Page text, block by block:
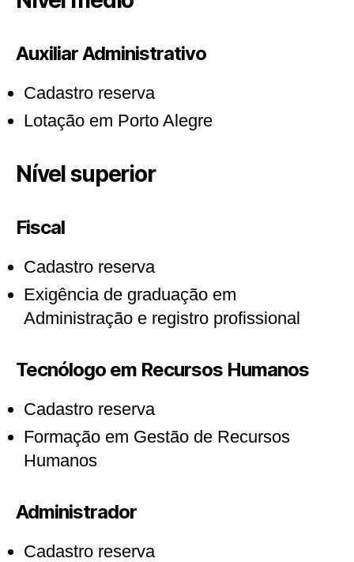
Auxiliar Administrativo
Cadastro reserva
Lotação em Porto Alegre
Nível superior
Fiscal
Cadastro reserva
Exigência de graduação em
Administração e registro profissional
Tecnólogo em Recursos Humanos
Cadastro reserva
Formação em Gestão de Recursos
Humanos
Administrador
Cadastro reserva